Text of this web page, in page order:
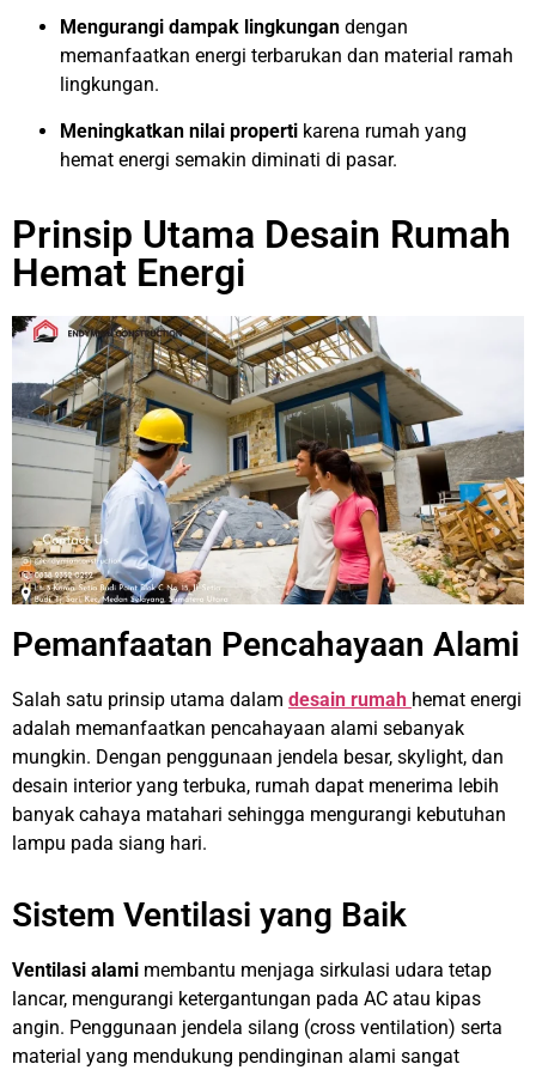
Mengurangi dampak lingkungan dengan
memanfaatkan energi terbarukan dan material ramah
lingkungan.
Meningkatkan nilai properti karena rumah yang
hemat energi semakin diminati di pasar.
Prinsip Utama Desain Rumah
Hemat Energi
Pemanfaatan Pencahayaan Alami
Salah satu prinsip utama dalam desain rumah hemat energi
adalah memanfaatkan pencahayaan alami sebanyak
mungkin. Dengan penggunaan jendela besar, skylight, dan
desain interior yang terbuka, rumah dapat menerima lebih
banyak cahaya matahari sehingga mengurangi kebutuhan
lampu pada siang hari.
Sistem Ventilasi yang Baik
Ventilasi alami membantu menjaga sirkulasi udara tetap
lancar, mengurangi ketergantungan pada AC atau kipas
angin. Penggunaan jendela silang (cross ventilation) serta
material yang mendukung pendinginan alami sangat